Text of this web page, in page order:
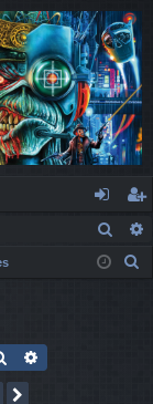
n
m
eg
ist
Suche